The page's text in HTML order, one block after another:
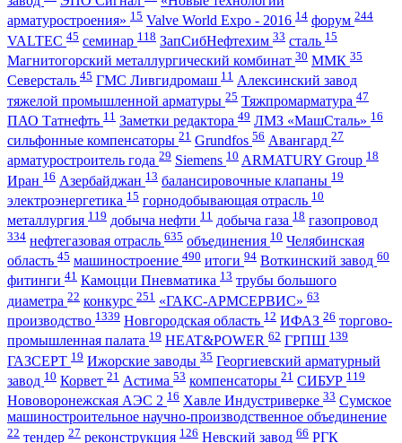
арматуростроения» 15 Valve World Expo - 2016 14 форум 244
VALTEC 45 семинар 118 ЗапСибНефтехим 33 сталь 15
Магнитогорский металлургический комбинат 30 ММК 35
Северсталь 45 ГМС Ливгидромаш 11 Алексинский завод
тяжелой промышленной арматуры 25 Тяжпромарматура 47
ПАО Татнефть 11 Заметки редактора 49 ЛМЗ «МашСталь» 16
сильфонные компенсаторы 21 Grundfos 56 Авангард 27
арматуростроитель года 29 Siemens 10 ARMATURY Group 18
Иран 16 Азербайджан 13 балансировочные клапаны 19
электроэнергетика 15 горнодобывающая отрасль 10
металлургия 119 добыча нефти 11 добыча газа 18 газопровод
334 нефтегазовая отрасль 635 объединения 10 Челябинская
область 45 машиностроение 490 итоги 94 Воткинский завод 60
фитинги 41 Камоцци Пневматика 13 трубы большого
диаметра 22 конкурс 251 «ГАКС-АРМСЕРВИС» 63
производство 1339 Новгородская область 12 ИФАЗ 26 торгово-
промышленная палата 19 HEAT&POWER 62 ГРПШ 139
ГАЗСЕРТ 19 Ижорские заводы 35 Георгиевский арматурный
завод 10 Корвет 21 Астима 53 компенсаторы 21 СИБУР 119
Нововоронежская АЭС 2 16 Хавле Индустриверке 33 Сумское
машиностроительное научно-производственное объединение
22 тендер 27 реконструкция 126 Невский завод 66 РГК